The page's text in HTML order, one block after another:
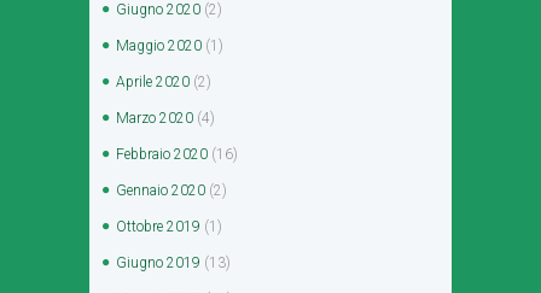
Giugno 2020 (2)
Maggio 2020 (1)
Aprile 2020 (2)
Marzo 2020 (4)
Febbraio 2020 (16)
Gennaio 2020 (2)
Ottobre 2019 (1)
Giugno 2019 (13)